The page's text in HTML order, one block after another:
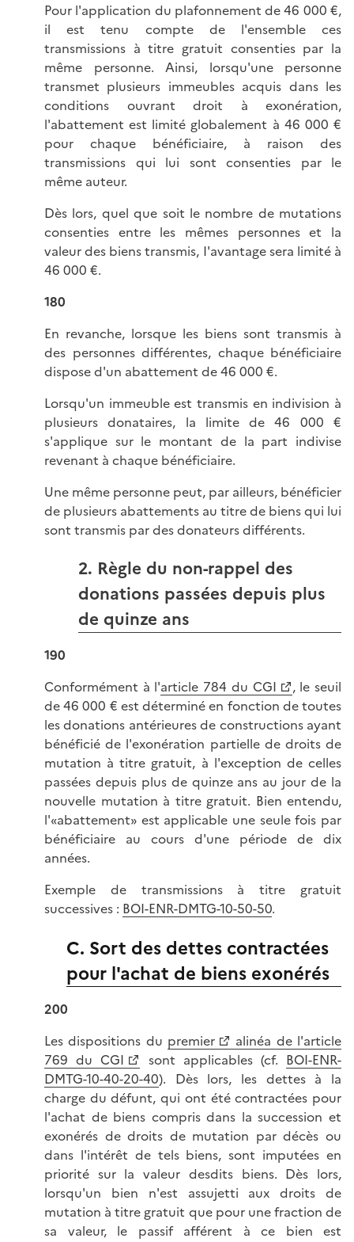
Pour l'application du plafonnement de 46 000 €,
il est tenu compte de l'ensemble ces
transmissions à titre gratuit consenties par la
même personne. Ainsi, lorsqu'une personne
transmet plusieurs immeubles acquis dans les
conditions ouvrant droit à exonération,
l'abattement est limité globalement à 46 000 €
pour chaque bénéficiaire, à raison des
transmissions qui lui sont consenties par le
même auteur.
Dès lors, quel que soit le nombre de mutations
consenties entre les mêmes personnes et la
valeur des biens transmis, I'avantage sera limité à
46 000 €.
180
En revanche, lorsque les biens sont transmis à
des personnes différentes, chaque bénéficiaire
dispose d'un abattement de 46 000 €.
Lorsqu'un immeuble est transmis en indivision à
plusieurs donataires, la limite de 46 000 €
s'applique sur le montant de la part indivise
revenant à chaque bénéficiaire.
Une même personne peut, par ailleurs, bénéficier
de plusieurs abattements au titre de biens qui lui
sont transmis par des donateurs différents.
2. Règle du non-rappel des
donations passées depuis plus
de quinze ans
190
Conformément à l'article 784 du CGI
, le seuil
de 46 000 € est déterminé en fonction de toutes
les donations antérieures de constructions ayant
bénéficié de l'exonération partielle de droits de
mutation à titre gratuit, à l'exception de celles
passées depuis plus de quinze ans au jour de la
nouvelle mutation à titre gratuit. Bien entendu,
l'«abattement» est applicable une seule fois par
bénéficiaire au cours d'une période de dix
années.
Exemple de transmissions à titre gratuit
successives : BOI-ENR-DMTG-10-50-50.
C. Sort des dettes contractées
pour l'achat de biens exonérés
200
Les dispositions du premier
alinéa de l'article
769 du CGI
sont applicables (cf. BOI-ENR-
DMTG-10-40-20-40). Dès lors, les dettes à la
charge du défunt, qui ont été contractées pour
l'achat de biens compris dans la succession et
exonérés de droits de mutation par décès ou
dans l'intérêt de tels biens, sont imputées en
priorité sur la valeur desdits biens. Dès lors,
lorsqu'un bien n'est assujetti aux droits de
mutation à titre gratuit que pour une fraction de
sa valeur, le passif afférent à ce bien est